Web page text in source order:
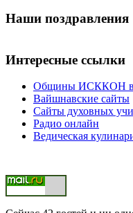
Наши поздравления
Интересные ссылки
Общины ИСККОН в
Вайшнавские сайты
Сайты духовных
Радио онлайн
Ведическая